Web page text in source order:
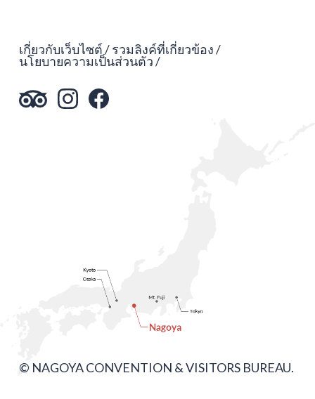
เกี่ยวกับเว็บไซต์ รวมลิงค์ที่เกี่ยวข้อง
นโยบายความเป็นส่วนตัว
© NAGOYA CONVENTION & VISITORS BUREAU.